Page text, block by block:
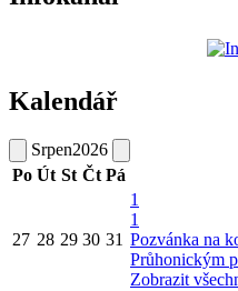
Kalendář
Srpen2026
Po Út St Čt Pá
27 28 29 30 31
1
1
Pozvánka na
Průhonickým
Zobrazit